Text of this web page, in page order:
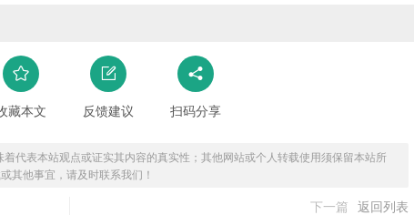
藏本文 反馈建议 扫码分享
代表本站观点或证实其内容的真实性；其他网站或个人转载使用须保留本站所
其他事宜，请及时联系我们！
下一篇 返回列表